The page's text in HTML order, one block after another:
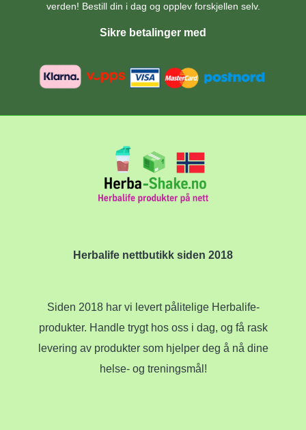
verden! Bestill din i dag og opplev forskjellen selv.
Sikre betalinger med
Herbalife nettbutikk siden 2018
Siden 2018 har vi levert pålitelige Herbalife-
produkter. Handle trygt hos oss i dag, og få rask
levering av produkter som hjelper deg å nå dine
helse- og treningsmål!